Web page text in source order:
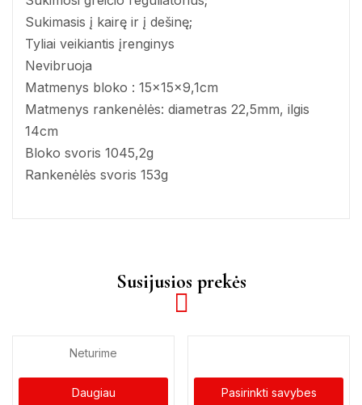
Sukimasis į kairę ir į dešinę;
Tyliai veikiantis įrenginys
Nevibruoja
Matmenys bloko : 15x15x9,1cm
Matmenys rankenėlės: diametras 22,5mm, ilgis
14cm
Bloko svoris 1045,2g
Rankenėlės svoris 153g
Susijusios prekės
Neturime
Daugiau Pasirinkti savybes